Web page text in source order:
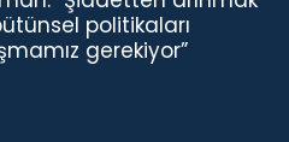
politikaları
gerekiyor”